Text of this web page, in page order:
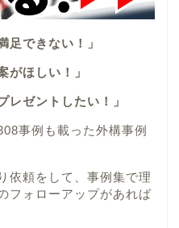
足できない！」
がほしい！」
レゼントしたい！」
事例も載った外構事例
依頼をして、事例集で理
フォローアップがあれば